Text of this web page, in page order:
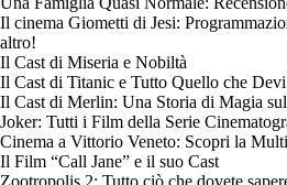
Il cinema Giometti di Jesi:
altro!
Il Cast di Miseria e Nobiltà
Il Cast di Titanic e Tutto Quello che
Il Cast di Merlin: Una Storia di Magia
Joker: Tutti i Film della Serie
Cinema a Vittorio Veneto: Scopri la
Il Film “Call Jane” e il suo Cast
Zootropolis 2: Tutto ciò che dovete